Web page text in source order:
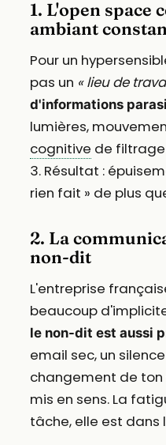
1. L'open space
ambiant
Pour un
pas un « lieu de
d'informations
lumières,
cognitive de
3. Résultat :
rien fait » de plus
2. La
non-dit
L'entreprise
beaucoup
le non-dit est aussi
email sec, un
changement de
mis en sens. La
tâche, elle est dans